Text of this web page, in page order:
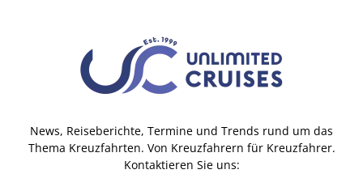
News, Reiseberichte, Termine und Trends rund um das
Thema Kreuzfahrten. Von Kreuzfahrern für Kreuzfahrer.
Kontaktieren Sie uns: